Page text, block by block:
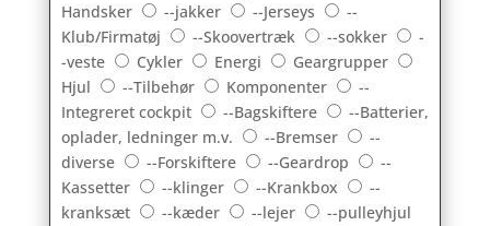
Handsker
--jakker --Jerseys
--
Klub/Firmatøj
--Skoovertræk --sokker
-
-veste
Cykler Energi
Geargrupper
Hjul
--Tilbehør Komponenter
--
Integreret cockpit
--Bagskiftere
--Batterier,
oplader, ledninger m.v.
--Bremser
--
diverse
--Forskiftere --Geardrop
--
Kassetter
--klinger --Krankbox
--
kranksæt
--kæder --lejer
--pulleyhjul